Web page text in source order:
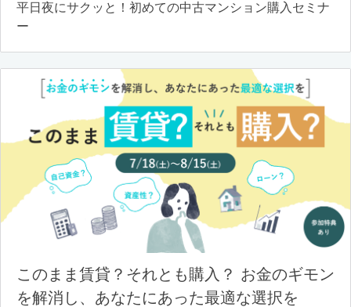
平日夜にサクッと！初めての中古マンション購入セミナ
ー
このまま賃貸？それとも購入？ お金のギモン
を解消し、あなたにあった最適な選択を